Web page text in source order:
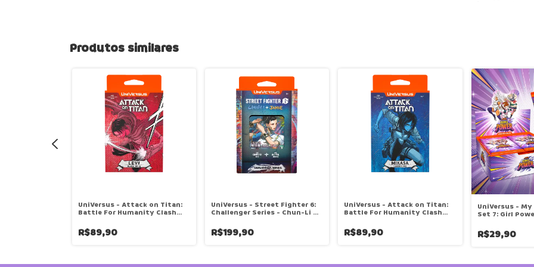
Produtos similares
UniVersus - Attack on Titan:
Battle For Humanity Clash
R$89,90
UniVersus - Street Fighter 6:
Challenger Series - Chun-Li &
R$199,90
UniVersus - Attack on Titan:
Battle For Humanity Clash
R$89,90
UniVersus -
Set 7: Girl
R$29,90